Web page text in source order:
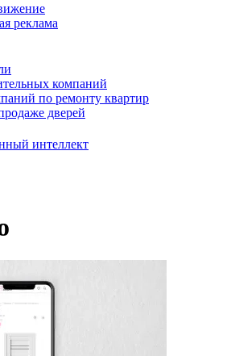
реклама
компаний
по ремонту квартир
дверей
интеллект